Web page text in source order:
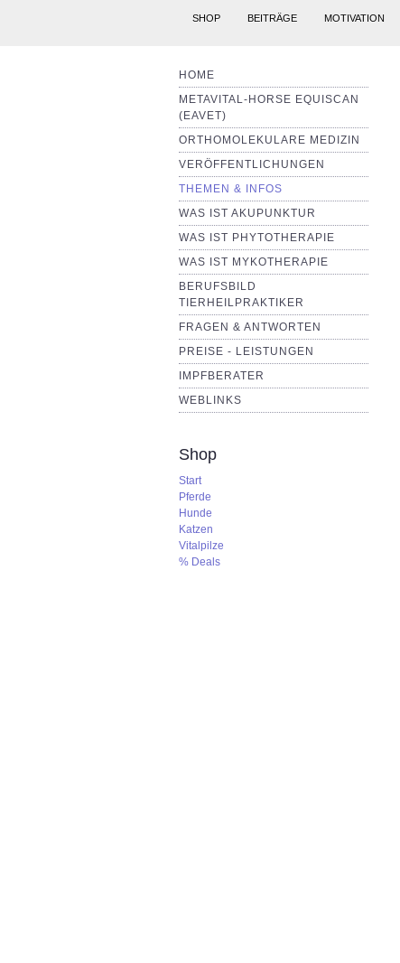
SHOP BEITRÄGE MOTIVATION
HOME
METAVITAL-HORSE EQUISCAN
(EAVET)
ORTHOMOLEKULARE MEDIZIN
VERÖFFENTLICHUNGEN
THEMEN & INFOS
WAS IST AKUPUNKTUR
WAS IST PHYTOTHERAPIE
WAS IST MYKOTHERAPIE
BERUFSBILD
TIERHEILPRAKTIKER
FRAGEN & ANTWORTEN
PREISE - LEISTUNGEN
IMPFBERATER
WEBLINKS
Shop
Start
Pferde
Hunde
Katzen
Vitalpilze
% Deals